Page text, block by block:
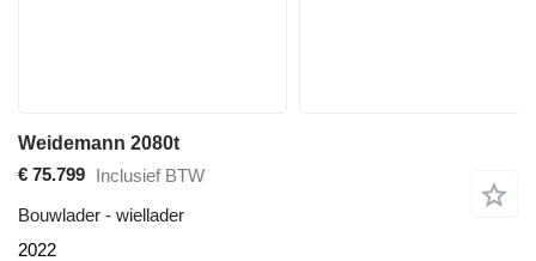
Weidemann 2080t
€ 75.799 Inclusief BTW
Bouwlader - wiellader
2022